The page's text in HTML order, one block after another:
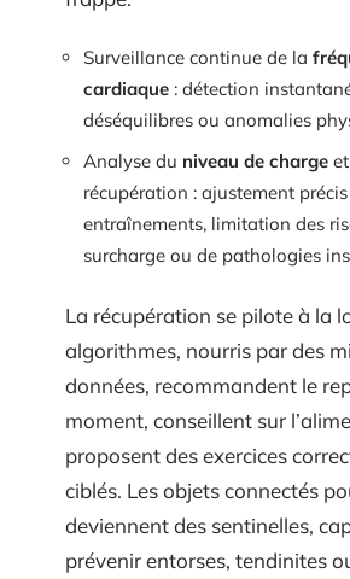
Surveillance continue de la
cardiaque : détection
déséquilibres ou anomalies
Analyse du niveau de charge
récupération : ajustement
entraînements, limitation des
surcharge ou de pathologies
La récupération se pilote à la
algorithmes, nourris par des
données, recommandent le
moment, conseillent sur
proposent des exercices
ciblés. Les objets connectés
deviennent des sentinelles,
prévenir entorses, tendinites